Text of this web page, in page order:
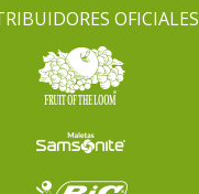
OFICIALES